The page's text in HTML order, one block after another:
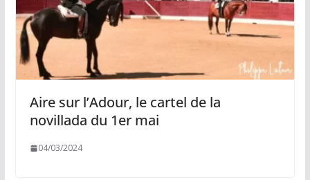
Aire sur l’Adour, le cartel de la
novillada du 1er mai
04/03/2024